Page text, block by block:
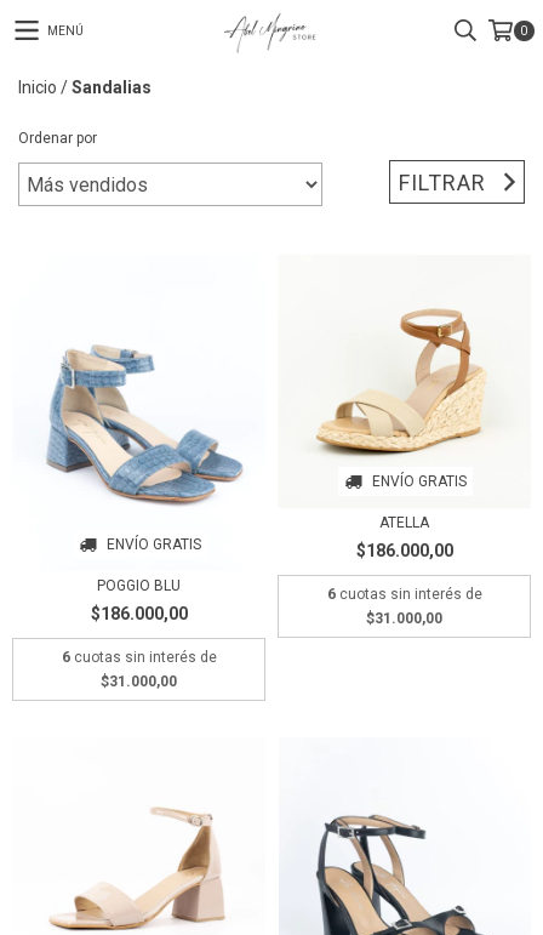
MENÚ 0
Inicio /Sandalias
Ordenar por
FILTRAR
ENVÍO GRATIS
POGGIO BLU
$186.000,00
6 cuotas sin interés de
$31.000,00
ENVÍO GRATIS
ATELLA
$186.000,00
6 cuotas sin interés de
$31.000,00